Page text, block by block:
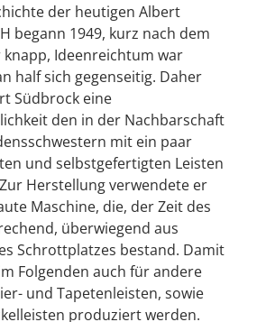
der heutigen Albert
begann 1949, kurz nach dem
knapp, Ideenreichtum war
half sich gegenseitig. Daher
Südbrock eine
den in der Nachbarschaft
mit ein paar
und selbstgefertigten Leisten
Herstellung verwendete er
Maschine, die, der Zeit des
überwiegend aus
Schrottplatzes bestand. Damit
Folgenden auch für andere
und Tapetenleisten, sowie
produziert werden.